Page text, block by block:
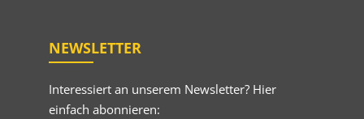
NEWSLETTER
Interessiert an unserem Newsletter? Hier
einfach abonnieren: